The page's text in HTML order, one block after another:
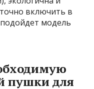
включить в
модель
пушки для